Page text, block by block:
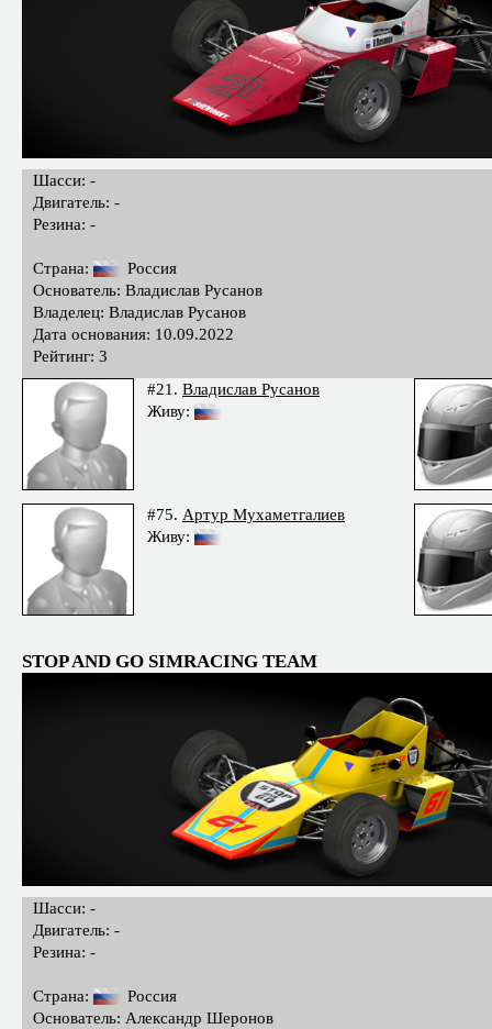
Шасси: -
Двигатель: -
Резина: -
Страна:
Россия
Основатель: Владислав Русанов
Владелец: Владислав Русанов
Дата основания: 10.09.2022
Рейтинг: 3
#21. Владислав Русанов
Живу:
#75. Артур Мухаметгалиев
Живу:
STOP AND GO SIMRACING TEAM
Шасси: -
Двигатель: -
Резина: -
Страна:
Россия
Основатель: Александр Шеронов